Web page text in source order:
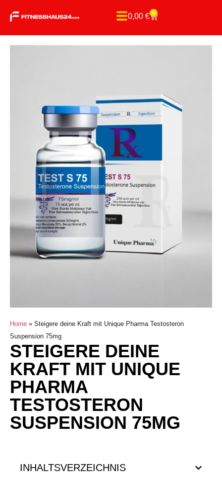
0,00 € 0
Home » Steigere deine Kraft mit Unique Pharma Testosteron
Suspension 75mg
STEIGERE DEINE
KRAFT MIT UNIQUE
PHARMA
TESTOSTERON
SUSPENSION 75MG
INHALTSVERZEICHNIS